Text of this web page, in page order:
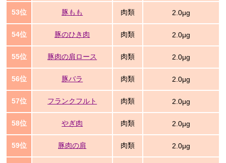
53位 豚もも 肉類 2.0μg
54位 豚のひき肉 肉類 2.0μg
55位 豚肉の肩ロース 肉類 2.0μg
56位 豚バラ 肉類 2.0μg
57位 フランクフルト 肉類 2.0μg
58位 やぎ肉 肉類 2.0μg
59位 豚肉の肩 肉類 2.0μg